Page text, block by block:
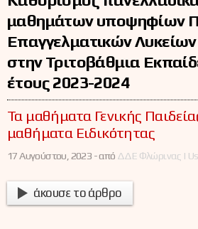
μαθημάτων υποψηφίων
Επαγγελματικών
στην Τριτοβάθμια
έτους 2023-2024
Τα μαθήματα Γενικής
μαθήματα Ειδικότητας
17 Αυγούστου, 2023 -από ΔΔΕ Φλώρινας |
άκουσε το άρθρο